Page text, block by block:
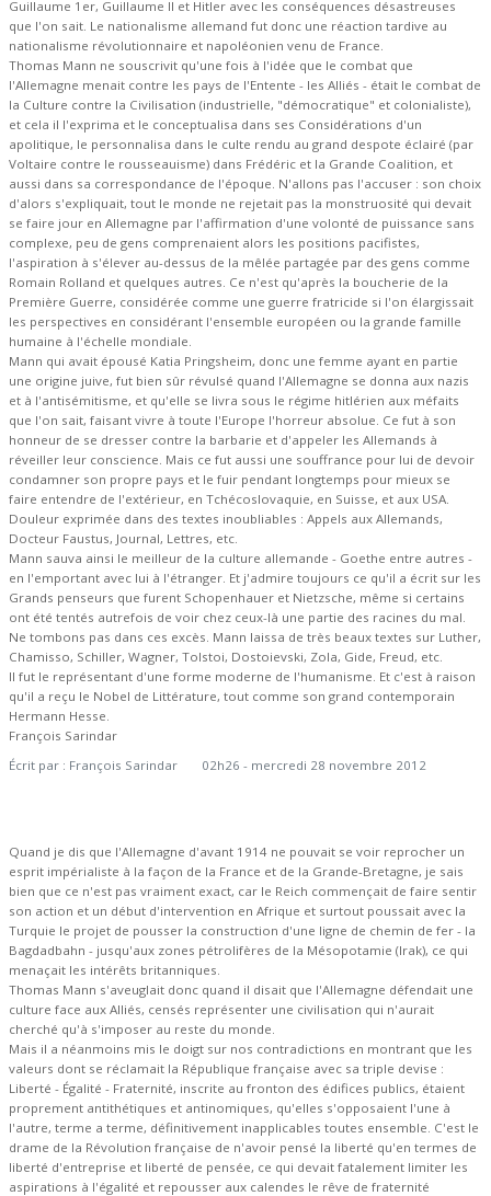
Guillaume 1er, Guillaume II et Hitler avec les conséquences désastreuses
que l'on sait. Le nationalisme allemand fut donc une réaction tardive au
nationalisme révolutionnaire et napoléonien venu de France.
Thomas Mann ne souscrivit qu'une fois à l'idée que le combat que
l'Allemagne menait contre les pays de l'Entente - les Alliés - était le combat de
la Culture contre la Civilisation (industrielle, "démocratique" et colonialiste),
et cela il l'exprima et le conceptualisa dans ses Considérations d'un
apolitique, le personnalisa dans le culte rendu au grand despote éclairé (par
Voltaire contre le rousseauisme) dans Frédéric et la Grande Coalition, et
aussi dans sa correspondance de l'époque. N'allons pas l'accuser : son choix
d'alors s'expliquait, tout le monde ne rejetait pas la monstruosité qui devait
se faire jour en Allemagne par l'affirmation d'une volonté de puissance sans
complexe, peu de gens comprenaient alors les positions pacifistes,
l'aspiration à s'élever au-dessus de la mêlée partagée par des gens comme
Romain Rolland et quelques autres. Ce n'est qu'après la boucherie de la
Première Guerre, considérée comme une guerre fratricide si l'on élargissait
les perspectives en considérant l'ensemble européen ou la grande famille
humaine à l'échelle mondiale.
Mann qui avait épousé Katia Pringsheim, donc une femme ayant en partie
une origine juive, fut bien sûr révulsé quand l'Allemagne se donna aux nazis
et à l'antisémitisme, et qu'elle se livra sous le régime hitlérien aux méfaits
que l'on sait, faisant vivre à toute l'Europe l'horreur absolue. Ce fut à son
honneur de se dresser contre la barbarie et d'appeler les Allemands à
réveiller leur conscience. Mais ce fut aussi une souffrance pour lui de devoir
condamner son propre pays et le fuir pendant longtemps pour mieux se
faire entendre de l'extérieur, en Tchécoslovaquie, en Suisse, et aux USA.
Douleur exprimée dans des textes inoubliables : Appels aux Allemands,
Docteur Faustus, Journal, Lettres, etc.
Mann sauva ainsi le meilleur de la culture allemande - Goethe entre autres -
en l'emportant avec lui à l'étranger. Et j'admire toujours ce qu'il a écrit sur les
Grands penseurs que furent Schopenhauer et Nietzsche, même si certains
ont été tentés autrefois de voir chez ceux-là une partie des racines du mal.
Ne tombons pas dans ces excès. Mann laissa de très beaux textes sur Luther,
Chamisso, Schiller, Wagner, Tolstoi, Dostoievski, Zola, Gide, Freud, etc.
Il fut le représentant d'une forme moderne de l'humanisme. Et c'est à raison
qu'il a reçu le Nobel de Littérature, tout comme son grand contemporain
Hermann Hesse.
François Sarindar
Écrit par : François Sarindar 02h26 - mercredi 28 novembre 2012
Quand je dis que l'Allemagne d'avant 1914 ne pouvait se voir reprocher un
esprit impérialiste à la façon de la France et de la Grande-Bretagne, je sais
bien que ce n'est pas vraiment exact, car le Reich commençait de faire sentir
son action et un début d'intervention en Afrique et surtout poussait avec la
Turquie le projet de pousser la construction d'une ligne de chemin de fer - la
Bagdadbahn - jusqu'aux zones pétrolifères de la Mésopotamie (Irak), ce qui
menaçait les intérêts britanniques.
Thomas Mann s'aveuglait donc quand il disait que l'Allemagne défendait une
culture face aux Alliés, censés représenter une civilisation qui n'aurait
cherché qu'à s'imposer au reste du monde.
Mais il a néanmoins mis le doigt sur nos contradictions en montrant que les
valeurs dont se réclamait la République française avec sa triple devise :
Liberté - Égalité - Fraternité, inscrite au fronton des édifices publics, étaient
proprement antithétiques et antinomiques, qu'elles s'opposaient l'une à
l'autre, terme a terme, définitivement inapplicables toutes ensemble. C'est le
drame de la Révolution française de n'avoir pensé la liberté qu'en termes de
liberté d'entreprise et liberté de pensée, ce qui devait fatalement limiter les
aspirations à l'égalité et repousser aux calendes le rêve de fraternité